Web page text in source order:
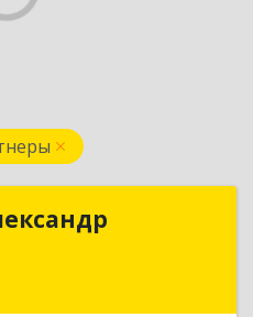
Александр